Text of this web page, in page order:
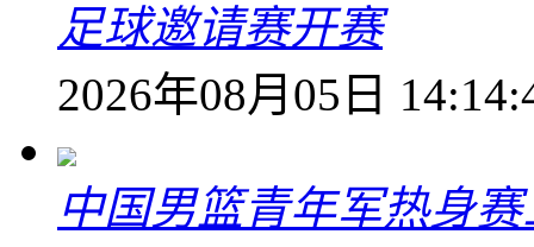
足球邀请赛开赛
2026年08月05日
中国男篮青年军热身